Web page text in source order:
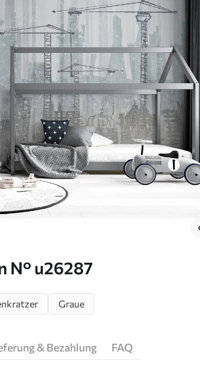
N° u26287
Graue
& Bezahlung FAQ